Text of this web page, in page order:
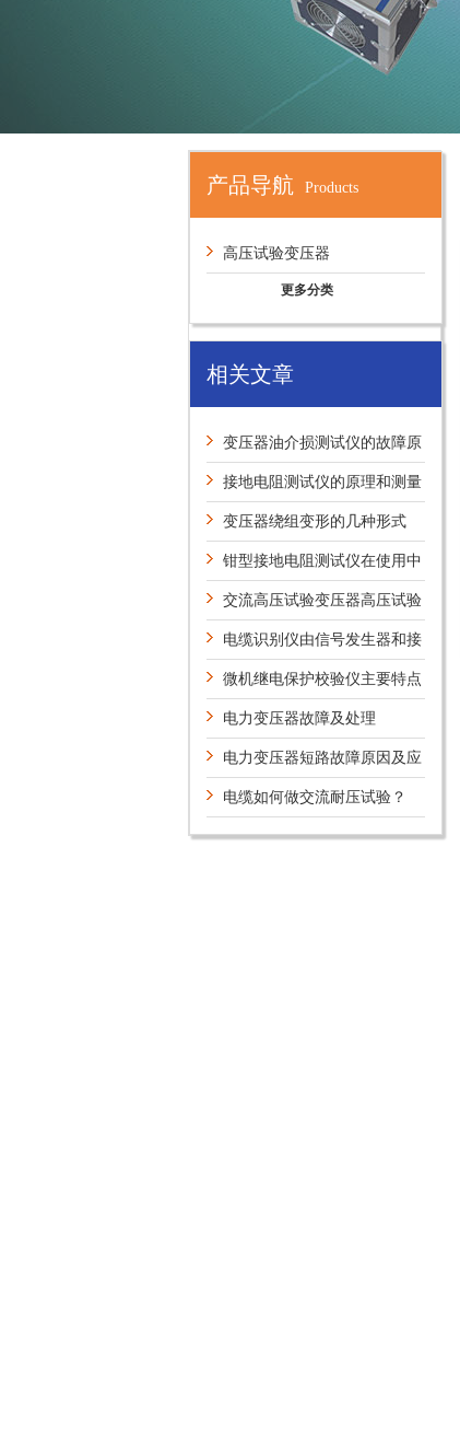
产品导航 Products
高压试验变压器
更多分类
相关文章
变压器油介损测试仪的故障原
因及解决措施
接地电阻测试仪的原理和测量
范围变压器绕组变形的几种形式
钳型接地电阻测试仪在使用中
应该注意些什么问题？
交流高压试验变压器高压试验
主要内容有哪些？
电缆识别仪由信号发生器和接
收识别钳及指示表三部分组成
微机继电保护校验仪主要特点
电力变压器故障及处理
电力变压器短路故障原因及应
对策略
电缆如何做交流耐压试验？